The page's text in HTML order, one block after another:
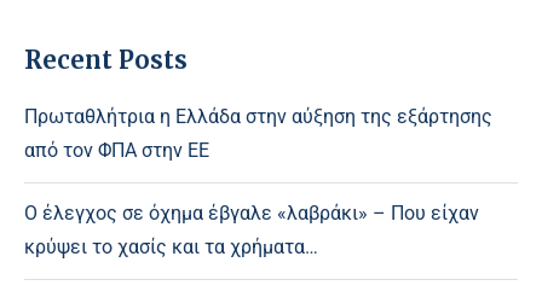
Recent Posts
Πρωταθλήτρια η Ελλάδα στην αύξηση της εξάρτησης
από τον ΦΠΑ στην ΕΕ
Ο έλεγχος σε όχημα έβγαλε «λαβράκι» – Που είχαν
κρύψει το χασίς και τα χρήματα…